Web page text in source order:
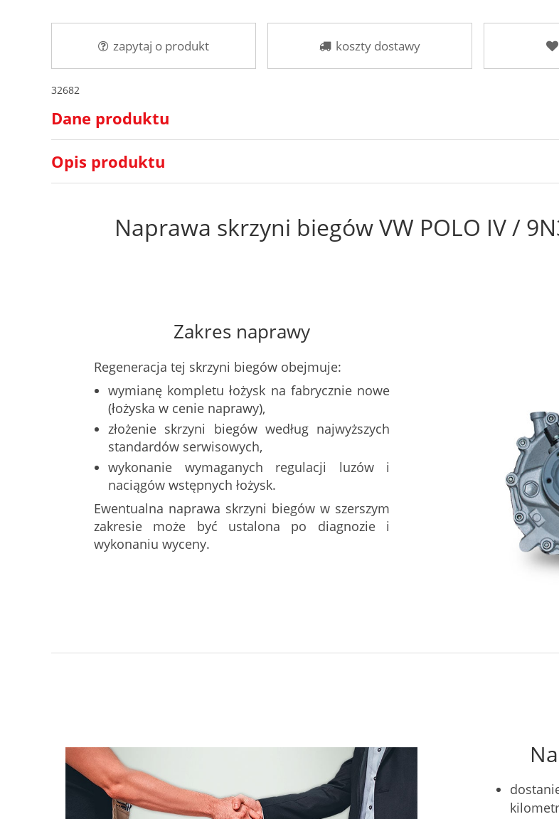
zapytaj o produkt koszty dostawy
32682
Dane produktu
Opis produktu
Naprawa skrzyni biegów VW POLO IV /
Zakres naprawy
Regeneracja tej skrzyni biegów obejmuje:
wymianę kompletu łożysk na fabrycznie nowe
(łożyska w cenie naprawy),
złożenie skrzyni biegów według najwyższych
standardów serwisowych,
wykonanie wymaganych regulacji luzów i
naciągów wstępnych łożysk.
Ewentualna naprawa skrzyni biegów w szerszym
zakresie może być ustalona po diagnozie i
wykonaniu wyceny.